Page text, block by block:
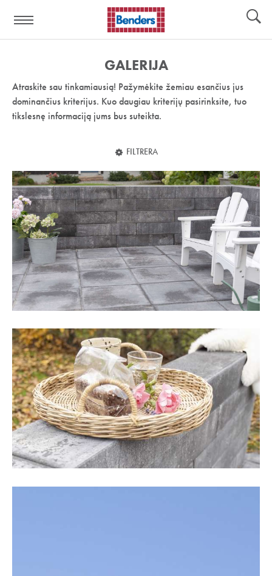
nuoroda:
GALERIJA
Atraskite sau tinkamiausią! Pažymėkite žemiau esančius jus
dominančius kriterijus. Kuo daugiau kriterijų pasirinksite, tuo
tikslesnę informaciją jums bus suteikta.
FILTRERA